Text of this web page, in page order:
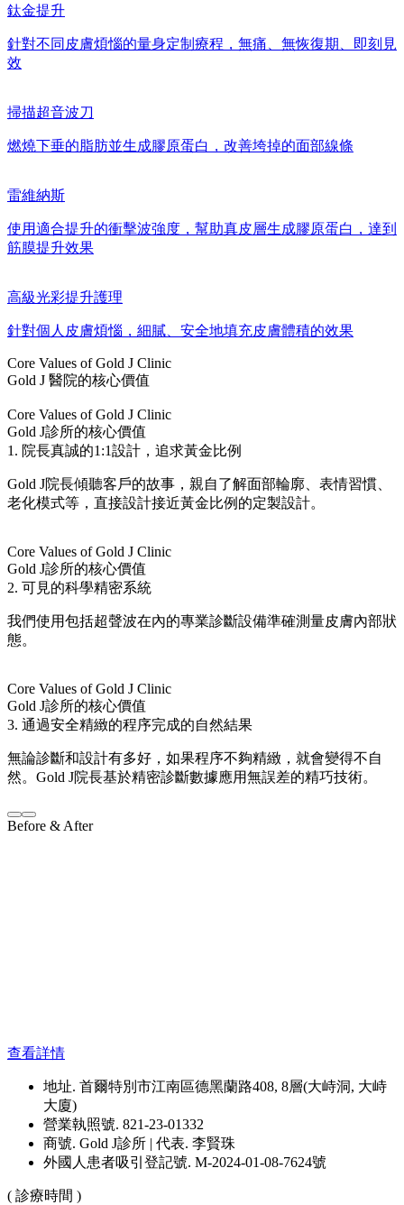
鈦金提升
針對不同皮膚煩惱的量身定制療程，無痛、無恢復期、即刻見
效
掃描超音波刀
燃燒下垂的脂肪並生成膠原蛋白，改善垮掉的面部線條
雷維納斯
使用適合提升的衝擊波強度，幫助真皮層生成膠原蛋白，達到
筋膜提升效果
高級光彩提升護理
針對個人皮膚煩惱，細膩、安全地填充皮膚體積的效果
Core Values of Gold J Clinic
Gold J 醫院的核心價值
Core Values of Gold J Clinic
Gold J診所的核心價值
1. 院長真誠的1:1設計，追求黃金比例
Gold J院長傾聽客戶的故事，親自了解面部輪廓、表情習慣、
老化模式等，直接設計接近黃金比例的定製設計。
Core Values of Gold J Clinic
Gold J診所的核心價值
2. 可見的科學精密系統
我們使用包括超聲波在內的專業診斷設備準確測量皮膚內部狀
態。
Core Values of Gold J Clinic
Gold J診所的核心價值
3. 通過安全精緻的程序完成的自然結果
無論診斷和設計有多好，如果程序不夠精緻，就會變得不自
然。Gold J院長基於精密診斷數據應用無誤差的精巧技術。
Before & After
查看詳情
地址. 首爾特別市江南區德黑蘭路408, 8層(大峙洞, 大峙
大廈)
營業執照號. 821-23-01332
商號. Gold J診所 | 代表. 李賢珠
外國人患者吸引登記號. M-2024-01-08-7624號
( 診療時間 )